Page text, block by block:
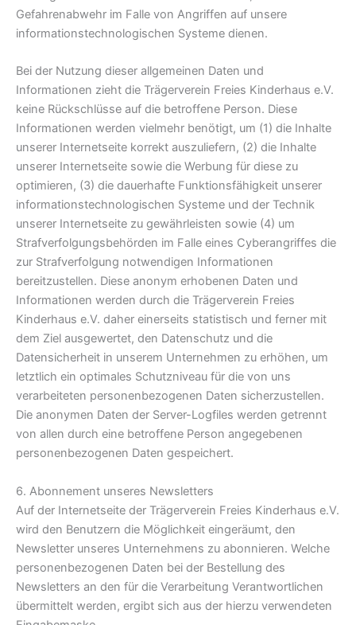
Gefahrenabwehr im Falle von Angriffen auf unsere
informationstechnologischen Systeme dienen.
Bei der Nutzung dieser allgemeinen Daten und
Informationen zieht die Trägerverein Freies Kinderhaus e.V.
keine Rückschlüsse auf die betroffene Person. Diese
Informationen werden vielmehr benötigt, um (1) die Inhalte
unserer Internetseite korrekt auszuliefern, (2) die Inhalte
unserer Internetseite sowie die Werbung für diese zu
optimieren, (3) die dauerhafte Funktionsfähigkeit unserer
informationstechnologischen Systeme und der Technik
unserer Internetseite zu gewährleisten sowie (4) um
Strafverfolgungsbehörden im Falle eines Cyberangriffes die
zur Strafverfolgung notwendigen Informationen
bereitzustellen. Diese anonym erhobenen Daten und
Informationen werden durch die Trägerverein Freies
Kinderhaus e.V. daher einerseits statistisch und ferner mit
dem Ziel ausgewertet, den Datenschutz und die
Datensicherheit in unserem Unternehmen zu erhöhen, um
letztlich ein optimales Schutzniveau für die von uns
verarbeiteten personenbezogenen Daten sicherzustellen.
Die anonymen Daten der Server-Logfiles werden getrennt
von allen durch eine betroffene Person angegebenen
personenbezogenen Daten gespeichert.
6. Abonnement unseres Newsletters
Auf der Internetseite der Trägerverein Freies Kinderhaus e.V.
wird den Benutzern die Möglichkeit eingeräumt, den
Newsletter unseres Unternehmens zu abonnieren. Welche
personenbezogenen Daten bei der Bestellung des
Newsletters an den für die Verarbeitung Verantwortlichen
übermittelt werden, ergibt sich aus der hierzu verwendeten